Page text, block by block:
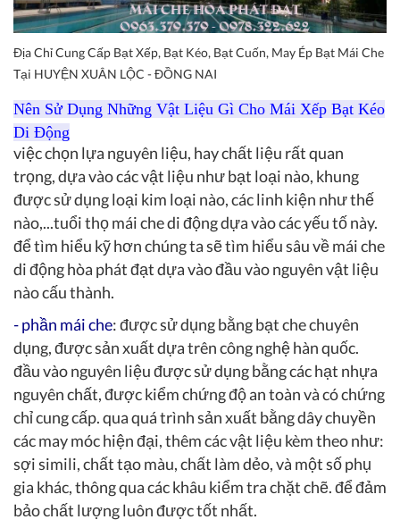
Địa Chỉ Cung Cấp Bạt Xếp, Bạt Kéo, Bạt Cuốn, May Ép Bạt Mái Che
Tại HUYỆN XUÂN LỘC - ĐỒNG NAI
Nên Sử Dụng Những Vật Liệu Gì Cho Mái Xếp Bạt Kéo
Di Động
việc chọn lựa nguyên liệu, hay chất liệu rất quan
trọng, dựa vào các vật liệu như bạt loại nào, khung
được sử dụng loại kim loại nào, các linh kiện như thế
nào,...tuổi thọ mái che di động dựa vào các yếu tố này.
để tìm hiểu kỹ hơn chúng ta sẽ tìm hiểu sâu về mái che
di động hòa phát đạt dựa vào đầu vào nguyên vật liệu
nào cấu thành.
-phần mái che: được sử dụng bằng bạt che chuyên
dụng, được sản xuất dựa trên công nghệ hàn quốc.
đầu vào nguyên liệu được sử dụng bằng các hạt nhựa
nguyên chất, được kiểm chứng độ an toàn và có chứng
chỉ cung cấp. qua quá trình sản xuất bằng dây chuyền
các may móc hiện đại, thêm các vật liệu kèm theo như:
sợi simili, chất tạo màu, chất làm dẻo, và một số phụ
gia khác, thông qua các khâu kiểm tra chặt chẽ. để đảm
bảo chất lượng luôn được tốt nhất.